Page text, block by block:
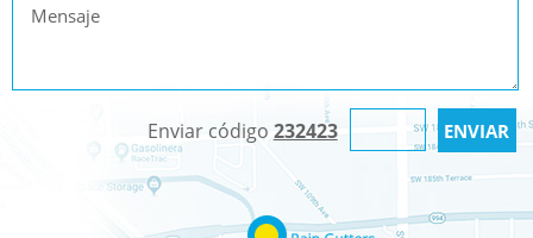
Enviar código 232423